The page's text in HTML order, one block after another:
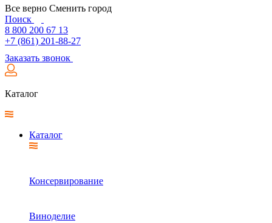
Все верно Сменить город
Поиск
8 800 200 67 13
+7 (861) 201-88-27
Заказать звонок
Каталог
Каталог
Консервирование
Виноделие